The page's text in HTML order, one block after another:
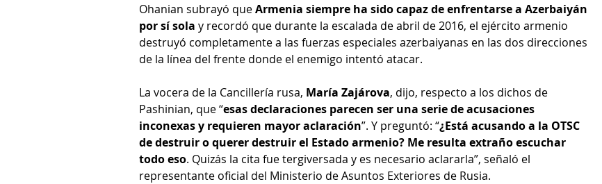
Ohanian subrayó que Armenia siempre ha sido capaz de enfrentarse a Azerbaiyán
por sí sola y recordó que durante la escalada de abril de 2016, el ejército armenio
destruyó completamente a las fuerzas especiales azerbaiyanas en las dos direcciones
de la línea del frente donde el enemigo intentó atacar.
La vocera de la Cancillería rusa, María Zajárova, dijo, respecto a los dichos de
Pashinian, que “esas declaraciones parecen ser una serie de acusaciones
inconexas y requieren mayor aclaración”. Y preguntó: “¿Está acusando a la OTSC
de destruir o querer destruir el Estado armenio? Me resulta extraño escuchar
todo eso. Quizás la cita fue tergiversada y es necesario aclararla”, señaló el
representante oficial del Ministerio de Asuntos Exteriores de Rusia.